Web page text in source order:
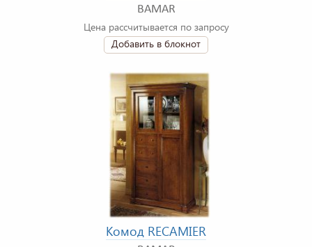
BAMAR
Цена рассчитывается по запросу
Добавить в блокнот
Комод RECAMIER